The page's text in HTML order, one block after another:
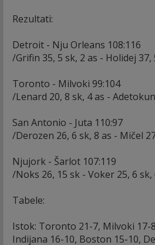
Rezultati:
Detroit - Nju Orleans 108:116
/Grifin 35, 5 sk, 2 as - Holidej 37,
Toronto - Milvoki 99:104
/Lenard 20, 8 sk, 4 as -
San Antonio - Juta 110:97
/Derozen 26, 6 sk, 8 as - Mičel
Njujork - Šarlot 107:119
/Noks 26, 15 sk - Voker 25, 6 sk,
Tabele:
Istok: Toronto 21-7, Milvoki 17-
Indijana 16-10, Boston 15-10,